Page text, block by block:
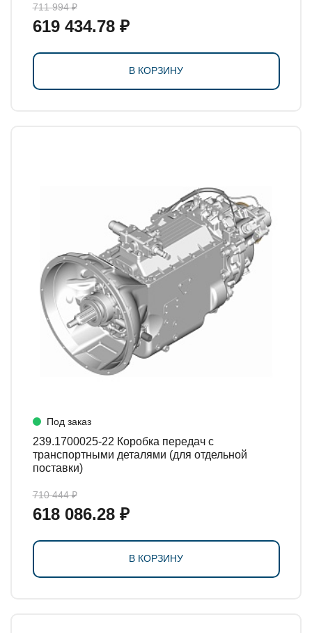
711 994 ₽
619 434.78 ₽
В КОРЗИНУ
Под заказ
239.1700025-22 Коробка передач с
транспортными деталями (для отдельной
поставки)
710 444 ₽
618 086.28 ₽
В КОРЗИНУ